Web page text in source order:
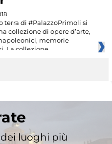
terra di #PalazzoPrimoli si
collezione di opere d’arte,
memorie
La collezione
luoghi più